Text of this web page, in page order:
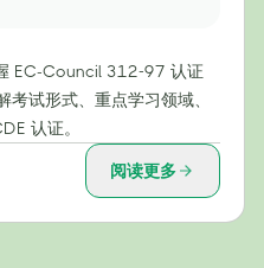
EC-Council 312-97 认证
试形式、重点学习领域、
认证。
阅读更多